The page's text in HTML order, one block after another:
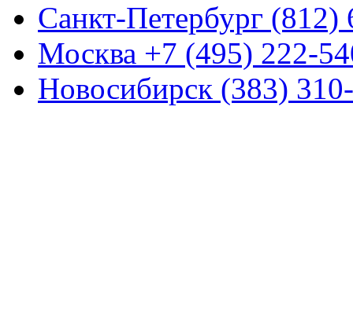
Санкт-Петербург (812)
Москва +7 (495) 222-
Новосибирск (383)